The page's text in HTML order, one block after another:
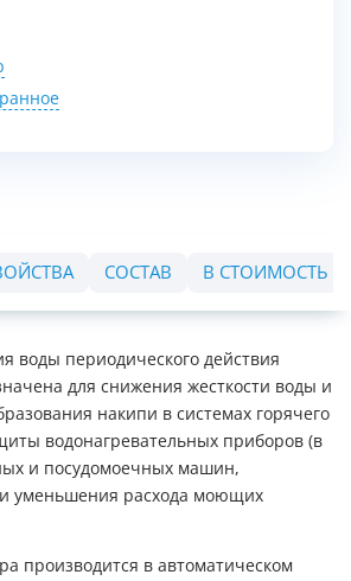
СОСТАВ В СТОИМОСТЬ
воды периодического действия
для снижения жесткости воды и
накипи в системах горячего
водонагревательных приборов (в
и посудомоечных машин,
и уменьшения расхода моющих
производится в автоматическом